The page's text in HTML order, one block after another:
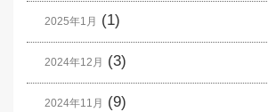
2025年1月 (1)
2024年12月 (3)
2024年11月 (9)